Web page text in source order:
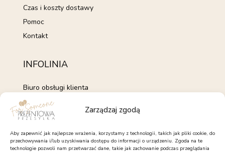
Zarządzaj zgodą
Aby zapewnić jak najlepsze wrażenia, korzystamy z technologii, takich jak pliki cookie, do
przechowywania i/lub uzyskiwania dostępu do informacji o urządzeniu. Zgoda na te
technologie pozwoli nam przetwarzać dane, takie jak zachowanie podczas przeglądania
Czas i koszty dostawy
Pomoc
Kontakt
INFOLINIA
Biuro obsługi klienta
+48 735 843 843
pon. - pt. 7:00 - 15:00
kontakt@forsomeone.pl